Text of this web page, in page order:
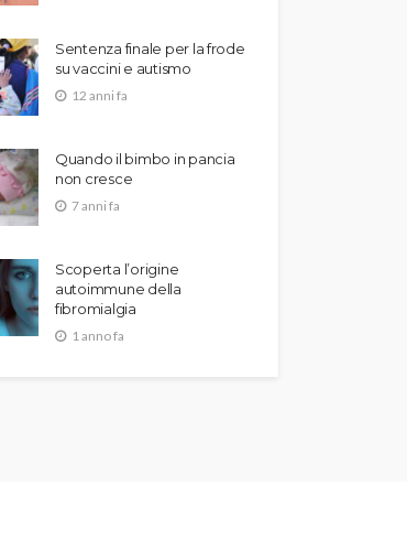
Sentenza finale per la frode
su vaccini e autismo
12 anni fa
Quando il bimbo in pancia
non cresce
7 anni fa
Scoperta l’origine
autoimmune della
fibromialgia
1 anno fa